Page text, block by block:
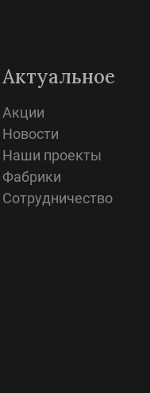
Актуальное
Акции
Новости
Наши проекты
Фабрики
Сотрудничество